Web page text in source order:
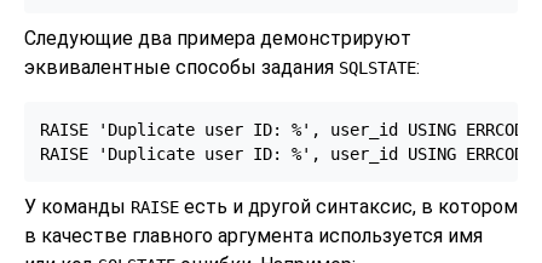
Следующие два примера демонстрируют
эквивалентные способы задания SQLSTATE:
RAISE 'Duplicate user ID: %', user_id USING
RAISE 'Duplicate user ID: %', user_id USING
У команды RAISE есть и другой синтаксис, в котором
в качестве главного аргумента используется имя